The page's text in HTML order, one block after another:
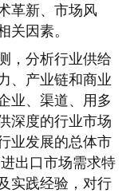
革新、市场风
关因素。
，分析行业供给
、产业链和商业
业、渠道、用多
深度的行业市场
业发展的总体市
出口市场需求特
实践经验，对行